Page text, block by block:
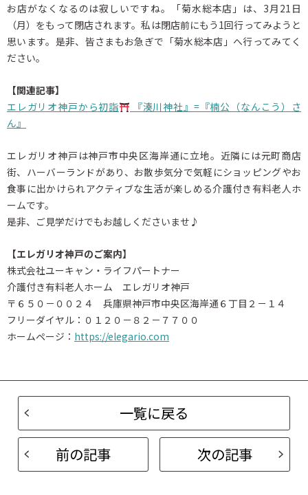
お店がなくなるのは寂しいですね。「菊水総本店」は、3月21日
（月）をもって閉店されます。私は閉店前にもう1回行ってみようと
思います。是非、皆さまもお急ぎで「菊水総本店」へ行ってみてく
ださい。
【関連記事】
エレガリオ神戸から初詣
『湊川神社』=『楠公（なんこう）さ
ん』
エレガリオ神戸は神戸市中央区海岸通に立地。近隣には元町商店
街、ハーバーランドがあり、お散歩気分で気軽にショッピングやお
食事に出かけられアクティブな生活が楽しめる介護付き有料老人ホ
ームです。
是非、ご見学だけでもお越しくださいませ♪
【エレガリオ神戸のご案内】
株式会社ユーキャン・ライフパートナー
介護付き有料老人ホーム エレガリオ神戸
〒６５０－００２４ 兵庫県神戸市中央区海岸通６丁目２－１４
フリーダイヤル：０１２０－８２－７７００
ホームページ： https://elegario.com
一覧に戻る
前の記事
次の記事